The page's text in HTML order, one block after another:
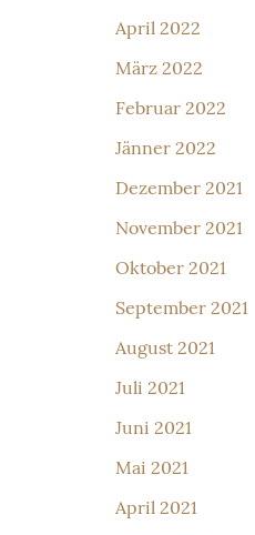
April 2022
März 2022
Februar 2022
Jänner 2022
Dezember 2021
November 2021
Oktober 2021
September 2021
August 2021
Juli 2021
Juni 2021
Mai 2021
April 2021